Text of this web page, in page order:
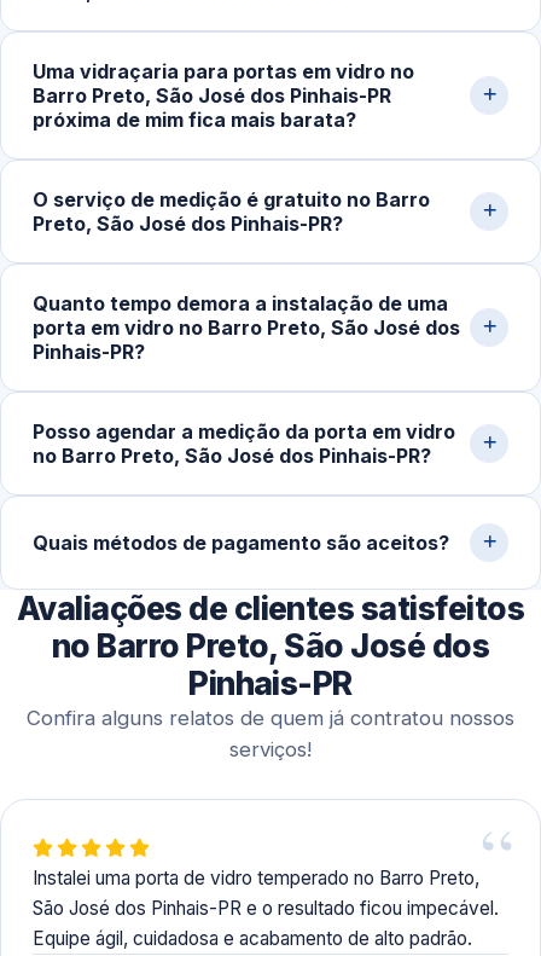
deslizar, desalinhamento, trincas no vidro ou desgaste
nas ferragens. Ajustes técnicos resolvem muitos casos;
Uma vidraçaria para portas em vidro no
Barro Preto, São José dos Pinhais-PR
próxima de mim fica mais barata?
realizado na mesma região, o deslocamento e o
transporte de vidro são mais rápidos e econômicos,
refletindo em valor final mais acessível e agilidade na
execução.
O serviço de medição é gratuito no Barro
Preto, São José dos Pinhais-PR?
orçamento sem compromisso, em residências,
comércios e obras na cidade de São José dos Pinhais-
Quanto tempo demora a instalação de uma
porta em vidro no Barro Preto, São José dos
Pinhais-PR?
temperado (geralmente 5 a 10 dias úteis), a instalação no
local costuma ser concluída em 1 a 3 horas. Projetos sob
medida podem levar mais tempo.
Posso agendar a medição da porta em vidro
no Barro Preto, São José dos Pinhais-PR?
disponibilidade do cliente, incluindo finais de semana,
serviço.
Quais métodos de pagamento são aceitos?
Disponibilizamos diversas formas de pagamento,
incluindo Pix, dinheiro, cartões de crédito e débito e
transferência bancária.
Avaliações de clientes satisfeitos
no Barro Preto, São José dos
Pinhais-PR
Confira alguns relatos de quem já contratou nossos
serviços!
Instalei uma porta de vidro temperado no Barro Preto,
São José dos Pinhais-PR e o resultado ficou impecável.
Equipe ágil, cuidadosa e acabamento de alto padrão.